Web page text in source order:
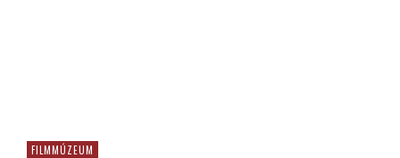
FILMMÚZEUM